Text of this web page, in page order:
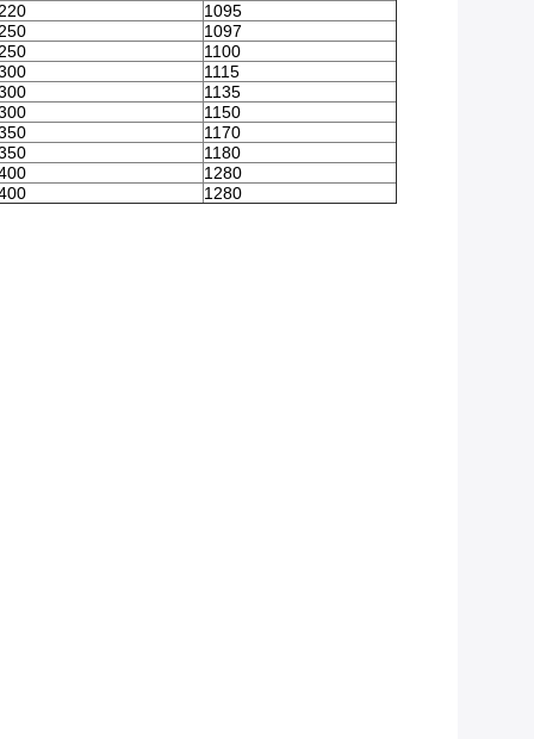
220
1095
250
1097
250
1100
1115
1135
1150
1170
1180
1280
1280